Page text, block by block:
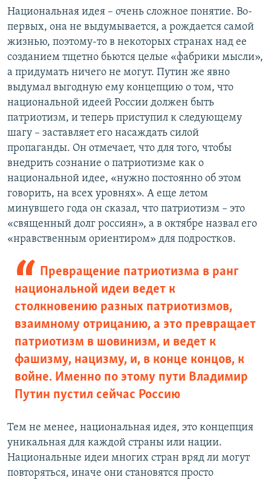
Национальная идея – очень сложное понятие. Во-
первых, она не выдумывается, а рождается самой
жизнью, поэтому-то в некоторых странах над ее
созданием тщетно бьются целые «фабрики мысли»,
а придумать ничего не могут. Путин же явно
выдумал выгодную ему концепцию о том, что
национальной идеей России должен быть
патриотизм, и теперь приступил к следующему
шагу – заставляет его насаждать силой
пропаганды. Он отмечает, что для того, чтобы
внедрить сознание о патриотизме как о
национальной идее, «нужно постоянно об этом
говорить, на всех уровнях». А еще летом
минувшего года он сказал, что патриотизм – это
«священный долг россиян», а в октябре назвал его
«нравственным ориентиром» для подростков.
Превращение патриотизма в ранг
национальной идеи ведет к
столкновению разных патриотизмов,
взаимному отрицанию, а это превращает
патриотизм в шовинизм, и ведет к
фашизму, нацизму, и, в конце концов, к
войне. Именно по этому пути Владимир
Путин пустил сейчас Россию
Тем не менее, национальная идея, это концепция
уникальная для каждой страны или нации.
Национальные идеи многих стран вряд ли могут
повторяться, иначе они становятся просто